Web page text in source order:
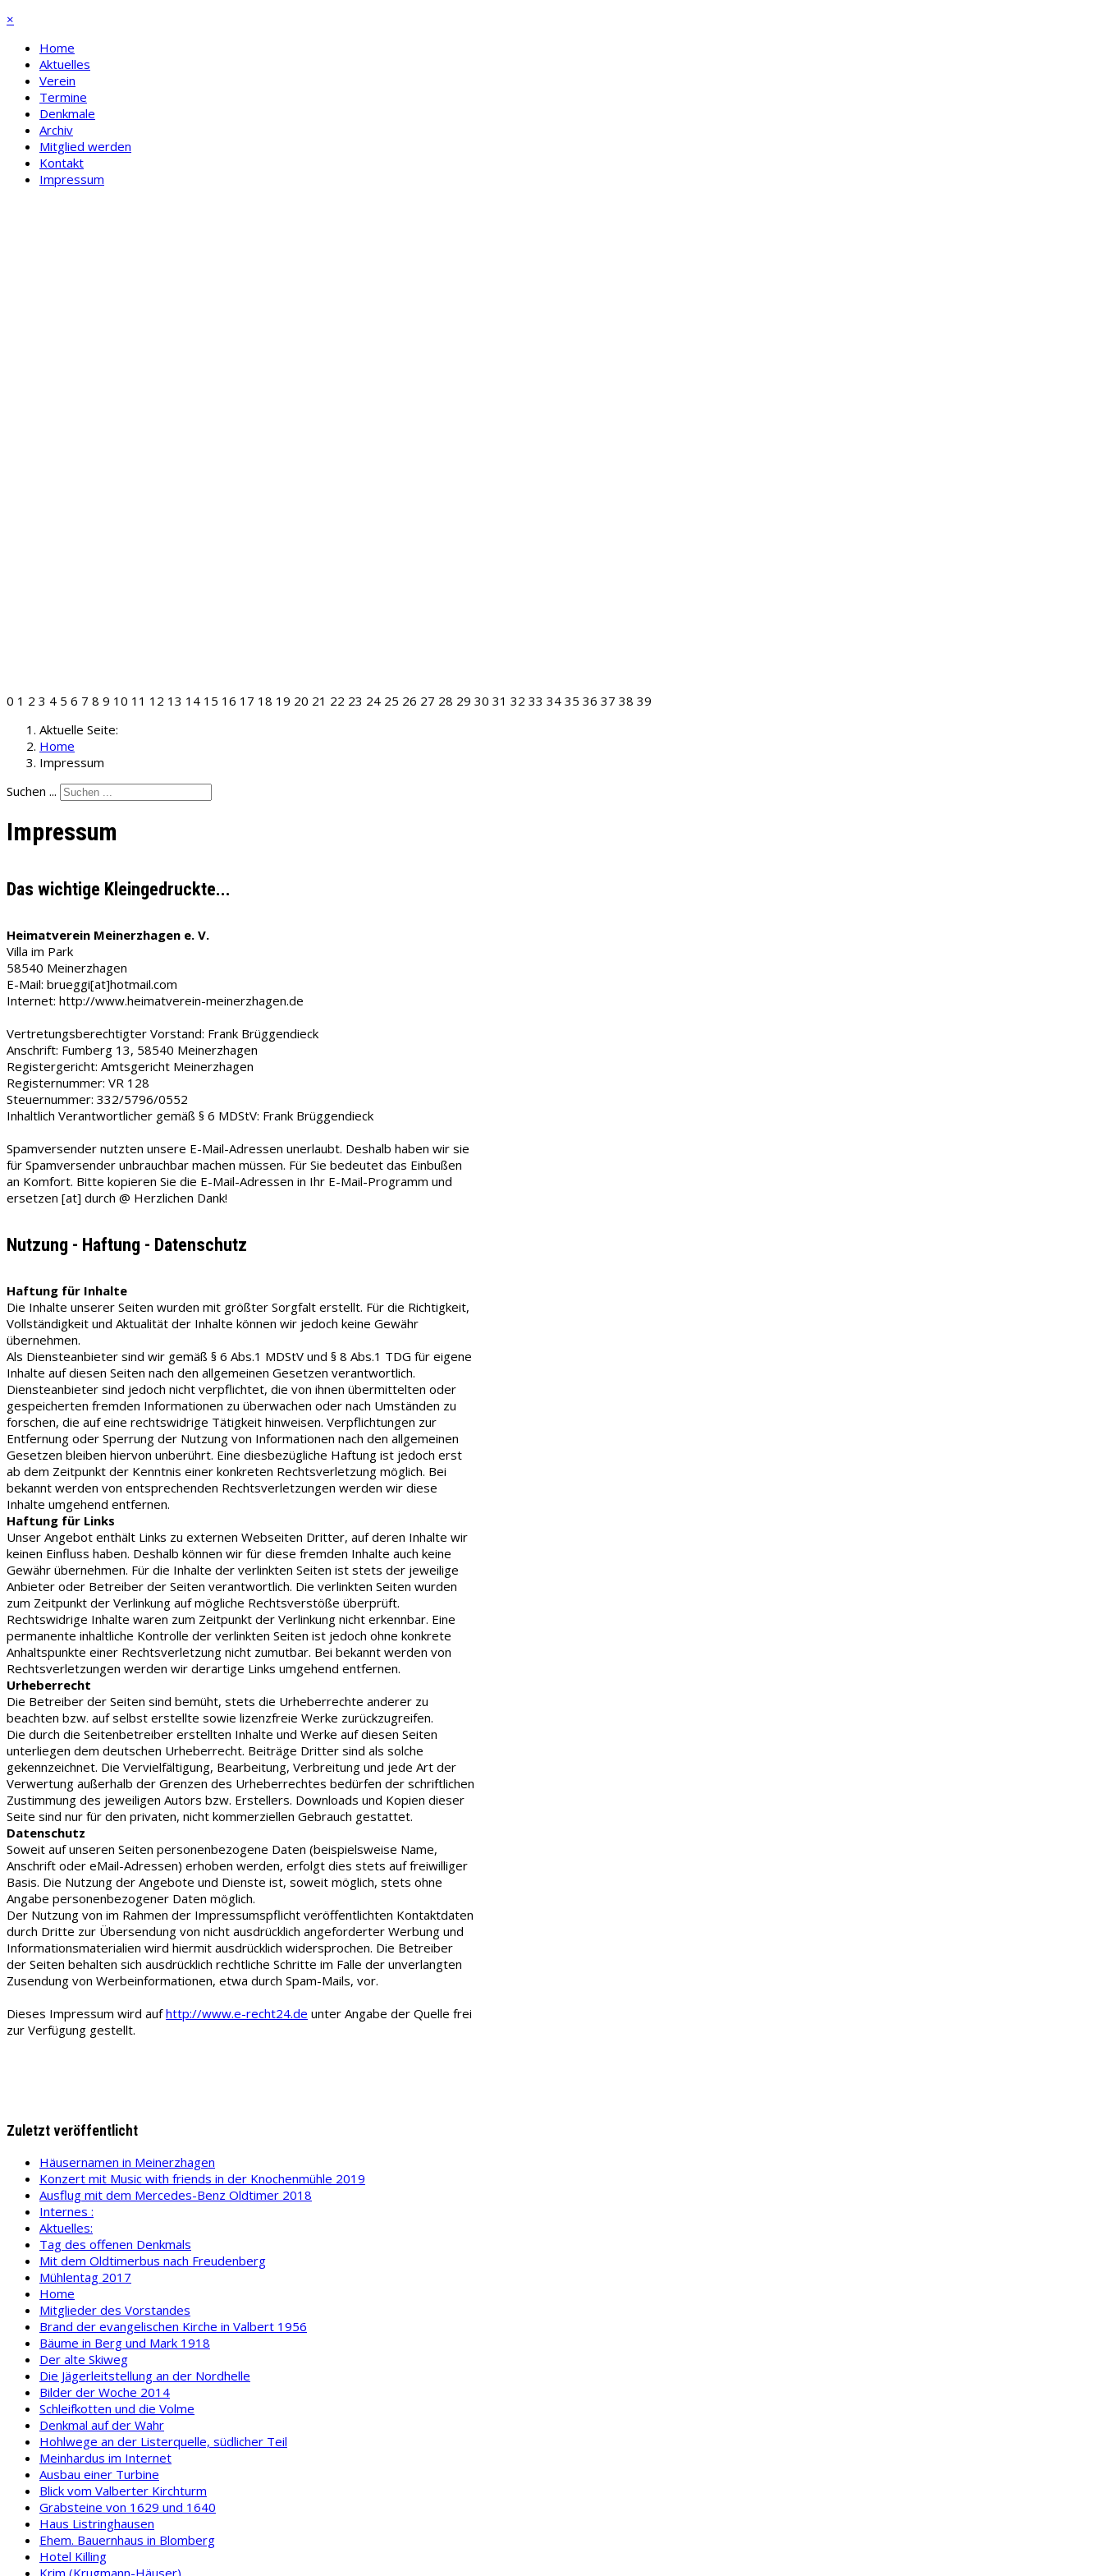
×
Home
Aktuelles
Verein
Termine
Denkmale
Archiv
Mitglied werden
Kontakt
Impressum
0 1 2 3 4 5 6 7 8 9 10 11 12 13 14 15 16 17 18 19 20 21 22 23 24 25 26 27 28 29 30 31 32 33 34 35 36 37 38 39
Aktuelle Seite:
Home
Impressum
Suchen ...
Impressum
Das wichtige Kleingedruckte...
Heimatverein Meinerzhagen e. V.
Villa im Park
58540 Meinerzhagen
E-Mail: brueggi[at]hotmail.com
Internet: http://www.heimatverein-meinerzhagen.de
Vertretungsberechtigter Vorstand: Frank Brüggendieck
Anschrift: Fumberg 13, 58540 Meinerzhagen
Registergericht: Amtsgericht Meinerzhagen
Registernummer: VR 128
Steuernummer: 332/5796/0552
Inhaltlich Verantwortlicher gemäß § 6 MDStV: Frank Brüggendieck
Spamversender nutzten unsere E-Mail-Adressen unerlaubt. Deshalb haben wir sie
für Spamversender unbrauchbar machen müssen. Für Sie bedeutet das Einbußen
an Komfort. Bitte kopieren Sie die E-Mail-Adressen in Ihr E-Mail-Programm und
ersetzen [at] durch @ Herzlichen Dank!
Nutzung - Haftung - Datenschutz
Haftung für Inhalte
Die Inhalte unserer Seiten wurden mit größter Sorgfalt erstellt. Für die Richtigkeit,
Vollständigkeit und Aktualität der Inhalte können wir jedoch keine Gewähr
übernehmen.
Als Diensteanbieter sind wir gemäß § 6 Abs.1 MDStV und § 8 Abs.1 TDG für eigene
Inhalte auf diesen Seiten nach den allgemeinen Gesetzen verantwortlich.
Diensteanbieter sind jedoch nicht verpflichtet, die von ihnen übermittelten oder
gespeicherten fremden Informationen zu überwachen oder nach Umständen zu
forschen, die auf eine rechtswidrige Tätigkeit hinweisen. Verpflichtungen zur
Entfernung oder Sperrung der Nutzung von Informationen nach den allgemeinen
Gesetzen bleiben hiervon unberührt. Eine diesbezügliche Haftung ist jedoch erst
ab dem Zeitpunkt der Kenntnis einer konkreten Rechtsverletzung möglich. Bei
bekannt werden von entsprechenden Rechtsverletzungen werden wir diese
Inhalte umgehend entfernen.
Haftung für Links
Unser Angebot enthält Links zu externen Webseiten Dritter, auf deren Inhalte wir
keinen Einfluss haben. Deshalb können wir für diese fremden Inhalte auch keine
Gewähr übernehmen. Für die Inhalte der verlinkten Seiten ist stets der jeweilige
Anbieter oder Betreiber der Seiten verantwortlich. Die verlinkten Seiten wurden
zum Zeitpunkt der Verlinkung auf mögliche Rechtsverstöße überprüft.
Rechtswidrige Inhalte waren zum Zeitpunkt der Verlinkung nicht erkennbar. Eine
permanente inhaltliche Kontrolle der verlinkten Seiten ist jedoch ohne konkrete
Anhaltspunkte einer Rechtsverletzung nicht zumutbar. Bei bekannt werden von
Rechtsverletzungen werden wir derartige Links umgehend entfernen.
Urheberrecht
Die Betreiber der Seiten sind bemüht, stets die Urheberrechte anderer zu
beachten bzw. auf selbst erstellte sowie lizenzfreie Werke zurückzugreifen.
Die durch die Seitenbetreiber erstellten Inhalte und Werke auf diesen Seiten
unterliegen dem deutschen Urheberrecht. Beiträge Dritter sind als solche
gekennzeichnet. Die Vervielfältigung, Bearbeitung, Verbreitung und jede Art der
Verwertung außerhalb der Grenzen des Urheberrechtes bedürfen der schriftlichen
Zustimmung des jeweiligen Autors bzw. Erstellers. Downloads und Kopien dieser
Seite sind nur für den privaten, nicht kommerziellen Gebrauch gestattet.
Datenschutz
Soweit auf unseren Seiten personenbezogene Daten (beispielsweise Name,
Anschrift oder eMail-Adressen) erhoben werden, erfolgt dies stets auf freiwilliger
Basis. Die Nutzung der Angebote und Dienste ist, soweit möglich, stets ohne
Angabe personenbezogener Daten möglich.
Der Nutzung von im Rahmen der Impressumspflicht veröffentlichten Kontaktdaten
durch Dritte zur Übersendung von nicht ausdrücklich angeforderter Werbung und
Informationsmaterialien wird hiermit ausdrücklich widersprochen. Die Betreiber
der Seiten behalten sich ausdrücklich rechtliche Schritte im Falle der unverlangten
Zusendung von Werbeinformationen, etwa durch Spam-Mails, vor.
Dieses Impressum wird aufhttp://www.e-recht24.de unter Angabe der Quelle frei
zur Verfügung gestellt.
Zuletzt veröffentlicht
Häusernamen in Meinerzhagen
Konzert mit Music with friends in der Knochenmühle 2019
Ausflug mit dem Mercedes-Benz Oldtimer 2018
Internes :
Aktuelles:
Tag des offenen Denkmals
Mit dem Oldtimerbus nach Freudenberg
Mühlentag 2017
Home
Mitglieder des Vorstandes
Brand der evangelischen Kirche in Valbert 1956
Bäume in Berg und Mark 1918
Der alte Skiweg
Die Jägerleitstellung an der Nordhelle
Bilder der Woche 2014
Schleifkotten und die Volme
Denkmal auf der Wahr
Hohlwege an der Listerquelle, südlicher Teil
Meinhardus im Internet
Ausbau einer Turbine
Blick vom Valberter Kirchturm
Grabsteine von 1629 und 1640
Haus Listringhausen
Ehem. Bauernhaus in Blomberg
Hotel Killing
Krim (Krugmann-Häuser)